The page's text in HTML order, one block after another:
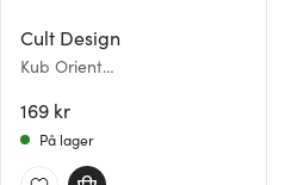
Cult Design
Kub Orient
pesto
169 kr
På lager